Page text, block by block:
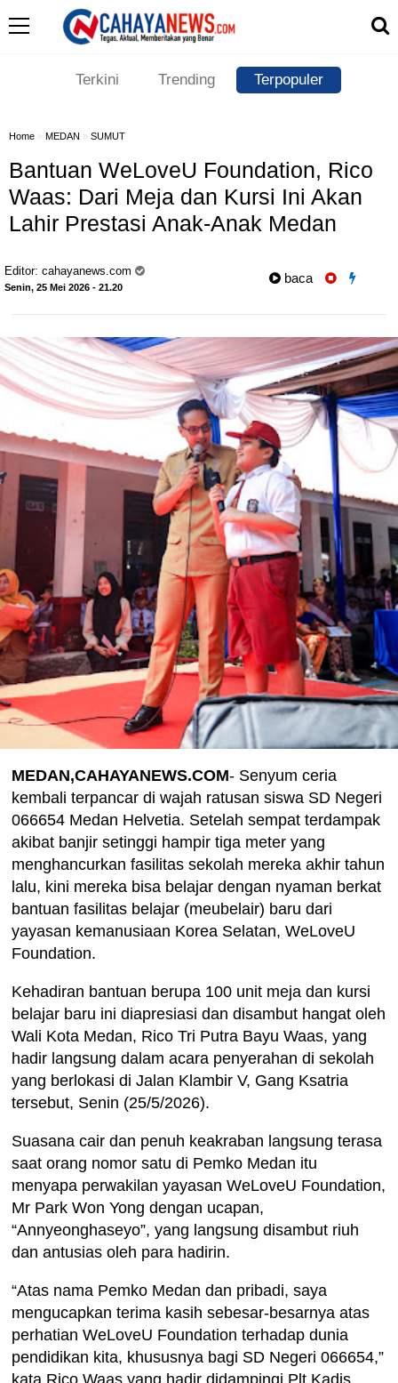
Terkini Trending Terpopuler
Home » MEDAN » SUMUT
Bantuan WeLoveU Foundation, Rico
Waas: Dari Meja dan Kursi Ini Akan
Lahir Prestasi Anak-Anak Medan
Editor: cahayanews.com
Senin, 25 Mei 2026 - 21.20
baca
MEDAN,CAHAYANEWS.COM- Senyum ceria
kembali terpancar di wajah ratusan siswa SD Negeri
066654 Medan Helvetia. Setelah sempat terdampak
akibat banjir setinggi hampir tiga meter yang
menghancurkan fasilitas sekolah mereka akhir tahun
lalu, kini mereka bisa belajar dengan nyaman berkat
bantuan fasilitas belajar (meubelair) baru dari
yayasan kemanusiaan Korea Selatan, WeLoveU
Foundation.
Kehadiran bantuan berupa 100 unit meja dan kursi
belajar baru ini diapresiasi dan disambut hangat oleh
Wali Kota Medan, Rico Tri Putra Bayu Waas, yang
hadir langsung dalam acara penyerahan di sekolah
yang berlokasi di Jalan Klambir V, Gang Ksatria
tersebut, Senin (25/5/2026).
Suasana cair dan penuh keakraban langsung terasa
saat orang nomor satu di Pemko Medan itu
menyapa perwakilan yayasan WeLoveU Foundation,
Mr Park Won Yong dengan ucapan,
“Annyeonghaseyo”, yang langsung disambut riuh
dan antusias oleh para hadirin.
“Atas nama Pemko Medan dan pribadi, saya
mengucapkan terima kasih sebesar-besarnya atas
perhatian WeLoveU Foundation terhadap dunia
pendidikan kita, khususnya bagi SD Negeri 066654,”